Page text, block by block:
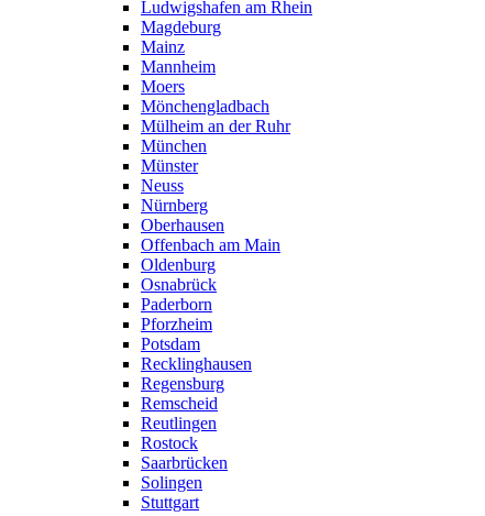
Ludwigshafen am Rhein
Magdeburg
Mainz
Mannheim
Moers
Mönchengladbach
Mülheim an der Ruhr
München
Münster
Neuss
Nürnberg
Oberhausen
Offenbach am Main
Oldenburg
Osnabrück
Paderborn
Pforzheim
Potsdam
Recklinghausen
Regensburg
Remscheid
Reutlingen
Rostock
Saarbrücken
Solingen
Stuttgart